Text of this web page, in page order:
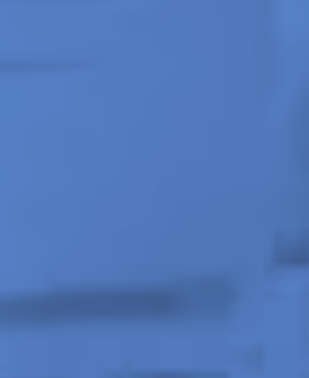
Minimaal nodig om content te